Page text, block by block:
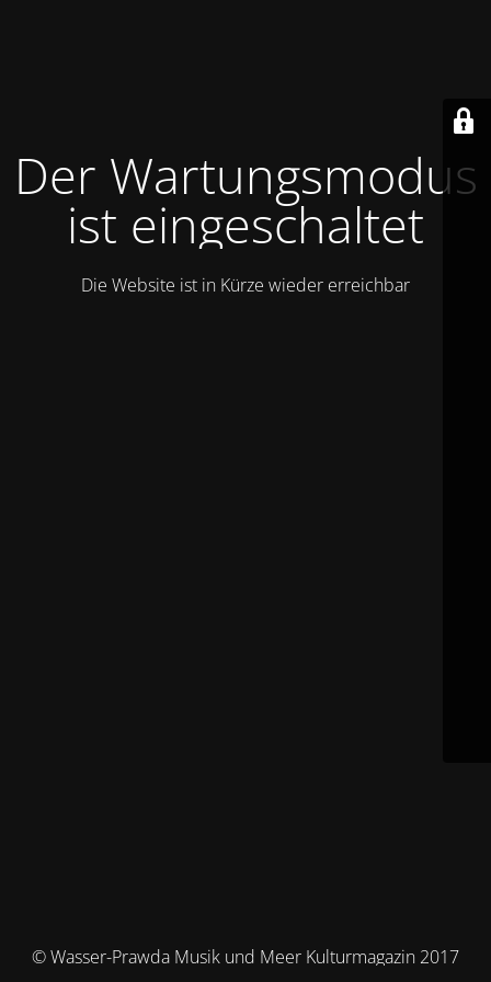
Der Wartungsmodus
ist eingeschaltet
Die Website ist in Kürze wieder erreichbar
© Wasser-Prawda Musik und Meer Kulturmagazin 2017